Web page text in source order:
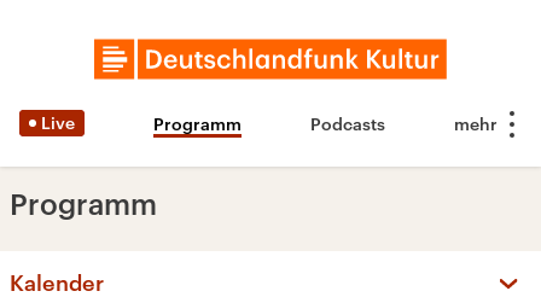
Live Programm Podcasts
Programm
Kalender